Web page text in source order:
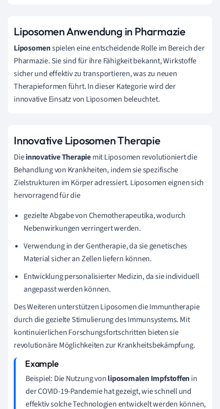
Liposomen Anwendung in Pharmazie
Liposomenspielen eine entscheidende Rolle im Bereich der
Pharmazie. Sie sind für ihre Fähigkeit bekannt, Wirkstoffe
sicher und effektiv zu transportieren, was zu neuen
Therapieformen führt. In dieser Kategorie wird der
innovative Einsatz von Liposomen beleuchtet.
Innovative Liposomen Therapie
Dieinnovative Therapiemit Liposomen revolutioniert die
Behandlung von Krankheiten, indem sie spezifische
Zielstrukturen im Körper adressiert. Liposomen eignen sich
hervorragend für die
gezielte Abgabe von Chemotherapeutika, wodurch
Nebenwirkungen verringert werden.
Verwendung in der Gentherapie, da sie genetisches
Material sicher an Zellen liefern können.
Entwicklung personalisierter Medizin, da sie individuell
angepasst werden können.
Des Weiteren unterstützen Liposomen die Immuntherapie
durch die gezielte Stimulierung des Immunsystems. Mit
kontinuierlichen Forschungsfortschritten bieten sie
revolutionäre Möglichkeiten zur Krankheitsbekämpfung.
Beispiel: Die Nutzung vonliposomalen Impfstoffenin
der COVID-19-Pandemie hat gezeigt, wie schnell und
effektiv solche Technologien entwickelt werden können,